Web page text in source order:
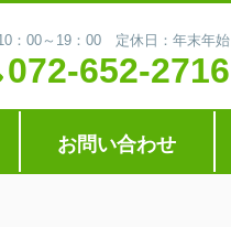
：00～19：00 定休日：年末年始
072-652-2716
お問い合わせ